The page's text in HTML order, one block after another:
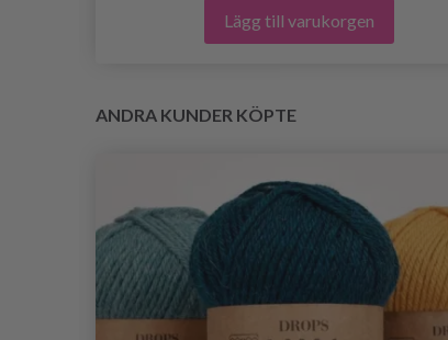
Lägg till varukorgen
ANDRA KUNDER KÖPTE